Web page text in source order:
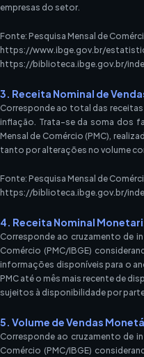
empresas do setor.
Fonte: Pesquisa Mensal de
https://www.ibge.gov.br/
https://biblioteca.ibge.gov.br/
3. Receita Nominal de
Corresponde ao total das
inflação. Trata-se da soma dos
Mensal de Comércio (PMC),
tanto por alterações no volume
Fonte: Pesquisa Mensal de
https://biblioteca.ibge.gov.br/
4. Receita Nominal
Corresponde ao cruzamento de
Comércio (PMC/IBGE)
informações disponíveis para o
PMC até o mês mais recente de
sujeitos à disponibilidade por
5. Volume de Vendas
Corresponde ao cruzamento de
Comércio (PMC/IBGE)